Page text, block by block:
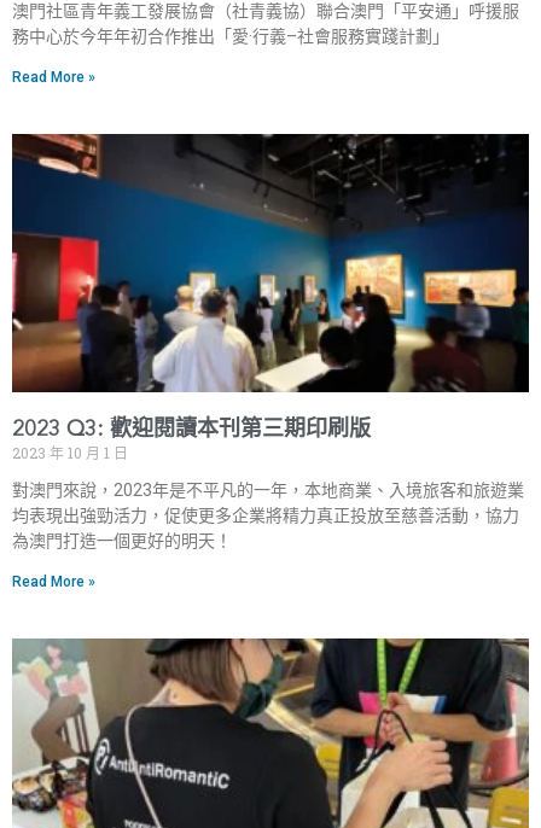
澳門社區青年義工發展協會（社青義協）聯合澳門「平安通」呼援服
務中心於今年年初合作推出「愛·行義–社會服務實踐計劃」
Read More »
2023 Q3: 歡迎閱讀本刊第三期印刷版
2023 年 10 月 1 日
對澳門來說，2023年是不平凡的一年，本地商業、入境旅客和旅遊業
均表現出強勁活力，促使更多企業將精力真正投放至慈善活動，協力
為澳門打造一個更好的明天！
Read More »